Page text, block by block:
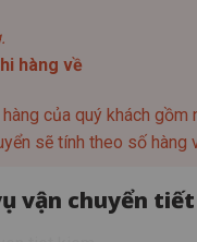
hàng về
của quý khách
sẽ tính theo số
vận chuyển